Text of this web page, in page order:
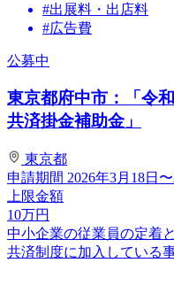
#出展料・出店料
#広告費
公募中
東京都府中市：「令
共済掛金補助金」
東京都
申請期間 2026年3月18日
上限金額
10万円
中小企業の従業員の定着
共済制度に加入している